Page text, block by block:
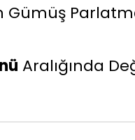
Aralığında